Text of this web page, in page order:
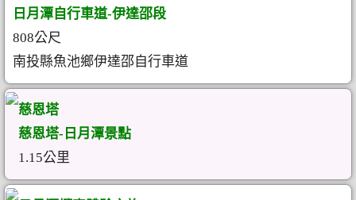
日月潭自行車道-伊達邵段
808公尺
南投縣魚池鄉伊達邵自行車道
慈恩塔
慈恩塔-日月潭景點
1.15公里